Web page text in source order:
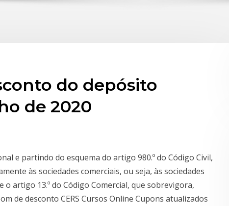
do depósito
de 2020
e partindo do esquema do artigo 980.º do Código Civil,
às sociedades comerciais, ou seja, às sociedades
o artigo 13.º do Código Comercial, que sobrevigora,
de desconto CERS Cursos Online Cupons atualizados